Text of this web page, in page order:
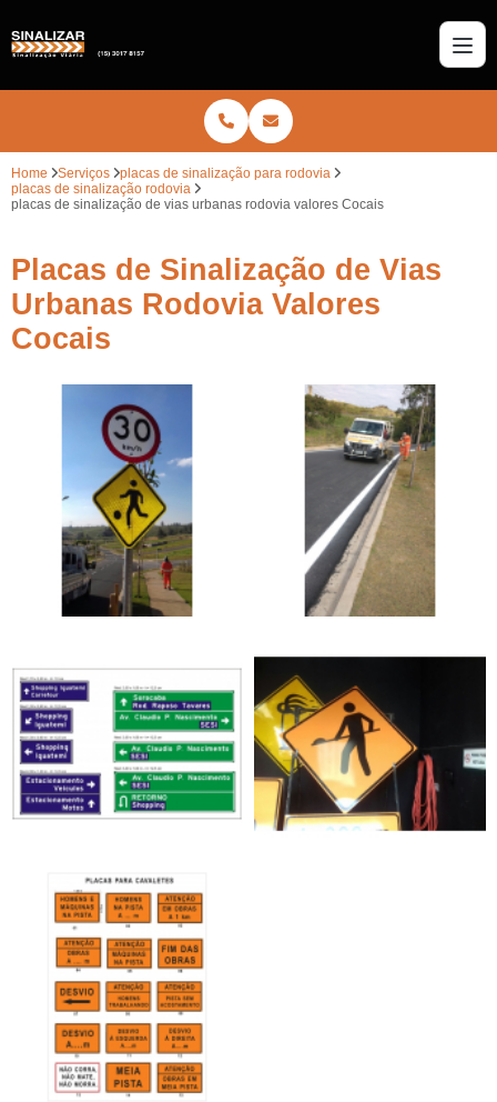
Home Serviços
placas de sinalização para rodovia
placas de sinalização rodovia
placas de sinalização de vias urbanas rodovia valores Cocais
Placas de Sinalização de Vias
Urbanas Rodovia Valores
Cocais